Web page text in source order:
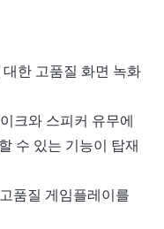
한 고품질 화면 녹화
크와 스피커 유무에
수 있는 기능이 탑재
품질 게임플레이를